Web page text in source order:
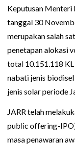
Keputusan Menteri
tanggal 30
merupakan salah
penetapan alokasi
total 10.151.118
nabati jenis
jenis solar periode
JARR telah
public offering-
masa penawaran